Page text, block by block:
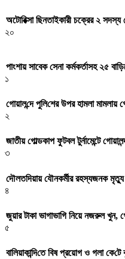
অটোরিক্সা ছিনতাইকারী চক্রের ২ সদস্য
২০
পাংশায় সাবেক সেনা কর্মকর্তাসহ ২৫
১
গোয়াল‌ন্দে পু‌লি‌শের উপর হামলা
২
জাতীয় গোল্ডকাপ ফুটবল টুর্নামেন্টে
৩
দৌলতদিয়ায় যৌনকর্মীর রহস্যজনক মৃত্যু
৪
জুয়ার টাকা ভাগাভাগি নিয়ে নজরুল খুন,
৫
বা‌লিয়াকা‌ন্দি‌তে বিষ প্রয়োগ ও গলা